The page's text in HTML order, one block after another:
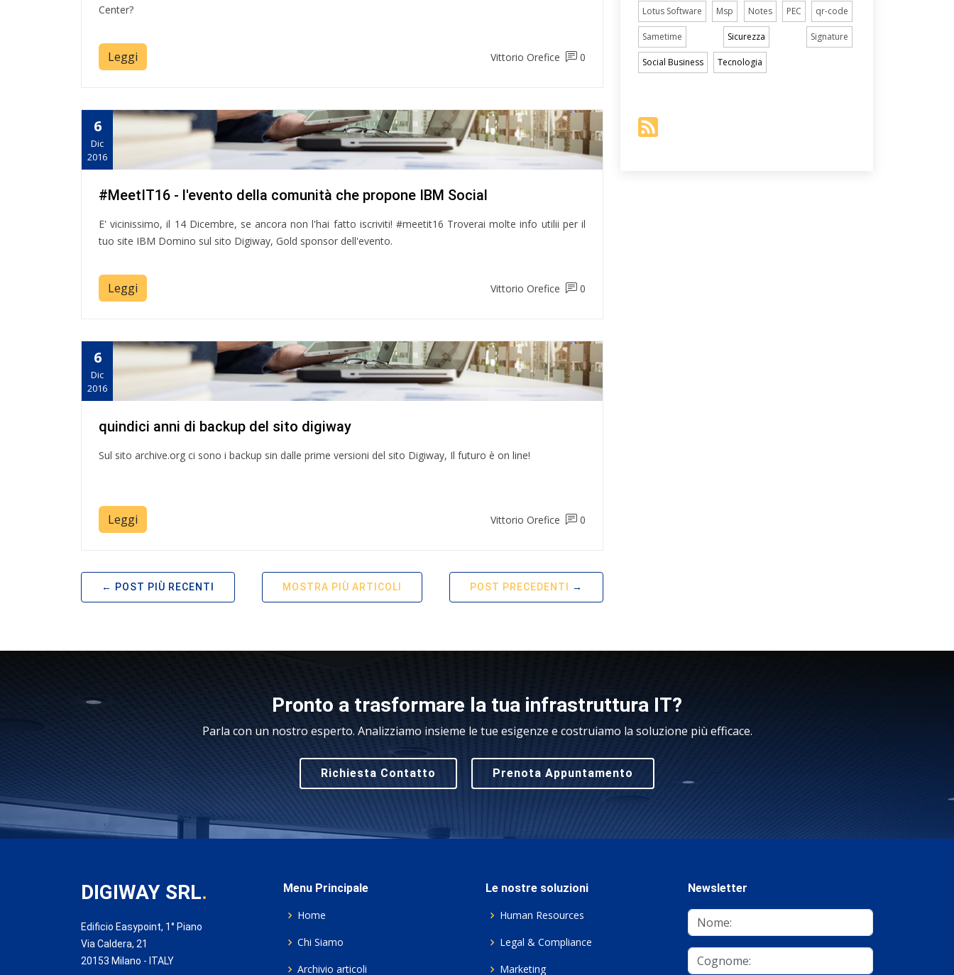
Center?
Leggi Vittorio Orefice 0
6
Dic
2016
#MeetIT16 - l'evento della comunità che propone IBM Social
E' vicinissimo, il 14 Dicembre, se ancora non l'hai fatto iscriviti! #meetit16 Troverai molte info utilii per il
tuo site IBM Domino sul sito Digiway, Gold sponsor dell'evento.
Leggi Vittorio Orefice 0
6
Dic
2016
quindici anni di backup del sito digiway
Sul sito archive.org ci sono i backup sin dalle prime versioni del sito Digiway, Il futuro è on line!
Leggi Vittorio Orefice 0
POST PIÙ RECENTI MOSTRA PIÙ ARTICOLI POST PRECEDENTI
Lotus Software Msp Notes PEC qr-code
Sametime Sicurezza Signature
Social Business Tecnologia
Pronto a trasformare la tua infrastruttura IT?
Parla con un nostro esperto. Analizziamo insieme le tue esigenze e costruiamo la soluzione più efficace.
Richiesta Contatto Prenota Appuntamento
DIGIWAY SRL.
Edificio Easypoint, 1° Piano
Via Caldera, 21
20153 Milano - ITALY
Menu Principale
Home
Chi Siamo
Archivio articoli
Le nostre soluzioni
Human Resources
Legal & Compliance
Marketing
Newsletter